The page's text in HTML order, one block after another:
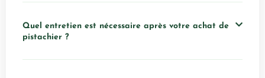
Quel entretien est nécessaire après votre achat de
pistachier ?